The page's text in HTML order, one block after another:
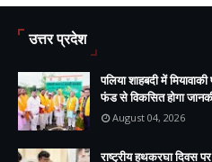
उत्तर प्रदेश
पलिया शाहबदी में
फंड से विकसित होगा
August 04, 2026
राष्ट्रीय हथकरघा दिवस